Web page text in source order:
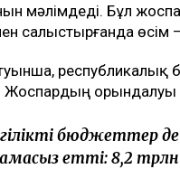
мәлімдеді. Бұл
салыстырғанда өсім
республикалық
Жоспардың
бюджеттер де
етті: 8,2 трлн